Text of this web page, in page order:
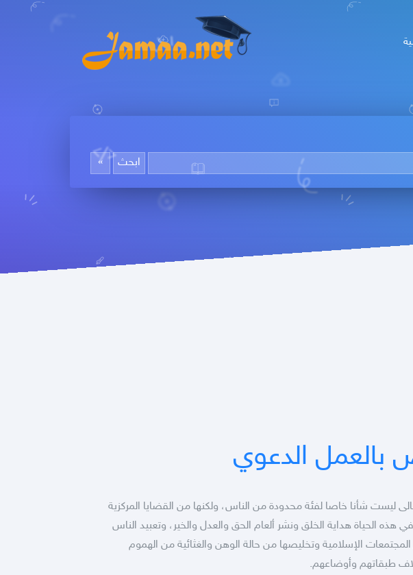
الدعوي
ليست شأنا خاصا لفئة محدودة من الناس، ولكنها من القضايا المركزية
هذه الحياة هداية الخلق ونشر ألعام الحق والعدل والخير، وتعبيد الناس
الإسلامية وتخليصها من حالة الوهن والغثائية من الهموم
طبقاتهم وأوضاعهم.